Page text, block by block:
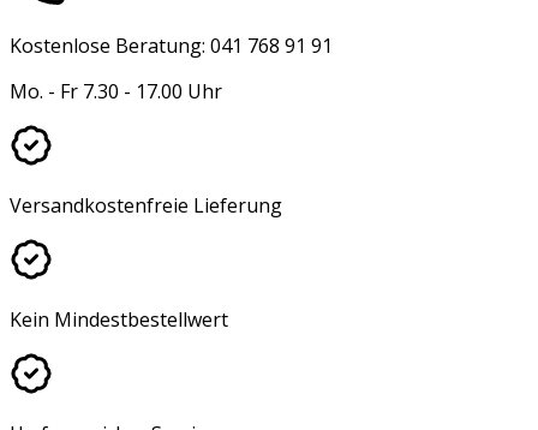
Kostenlose Beratung: 041 768 91 91
Mo. - Fr 7.30 - 17.00 Uhr
Versandkostenfreie Lieferung
Kein Mindestbestellwert